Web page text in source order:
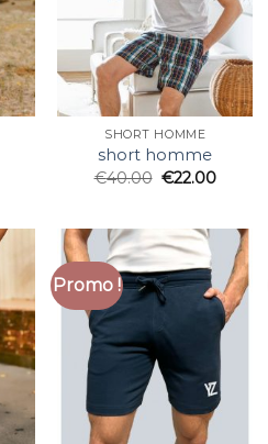
SHORT HOMME
short homme
€40.00 €22.00
Promo !